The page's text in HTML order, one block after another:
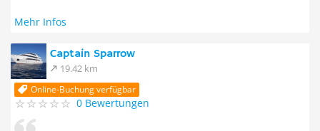
Mehr Infos
Captain Sparrow
19.42 km
Online-Buchung verfügbar
0 Bewertungen